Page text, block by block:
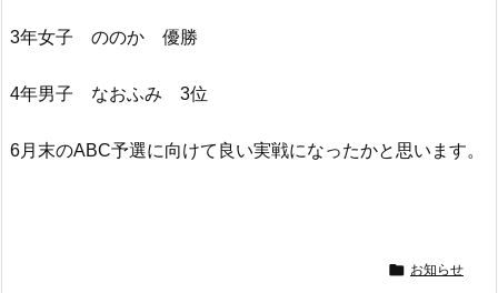
3年女子 ののか 優勝
4年男子 なおふみ 3位
6月末のABC予選に向けて良い実戦になったかと思います。
 お知らせ